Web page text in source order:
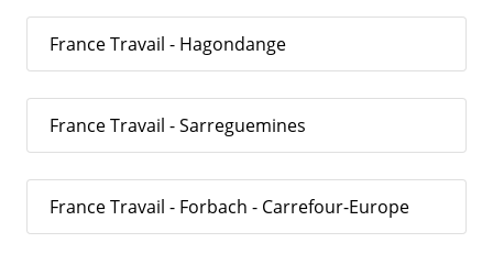
France Travail - Hagondange
France Travail - Sarreguemines
France Travail - Forbach - Carrefour-Europe